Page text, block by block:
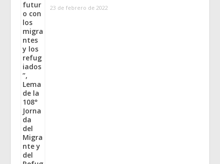
23 de febrero de 2022